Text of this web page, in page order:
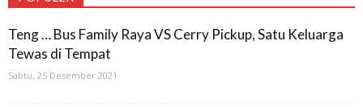
Teng … Bus Family Raya VS Cerry Pickup, Satu Keluarga
Tewas di Tempat
Sabtu, 25 Desember 2021